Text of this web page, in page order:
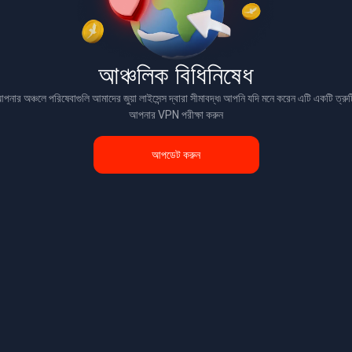
আঞ্চলিক বিধিনিষেধ
অঞ্চলে পরিষেবাগুলি আমাদের জুয়া লাইসেন্স দ্বারা সীমাবদ্ধ৷ আপনি যদি মনে করেন এটি একটি
আপনার VPN পরীক্ষা করুন
আপডেট করুন